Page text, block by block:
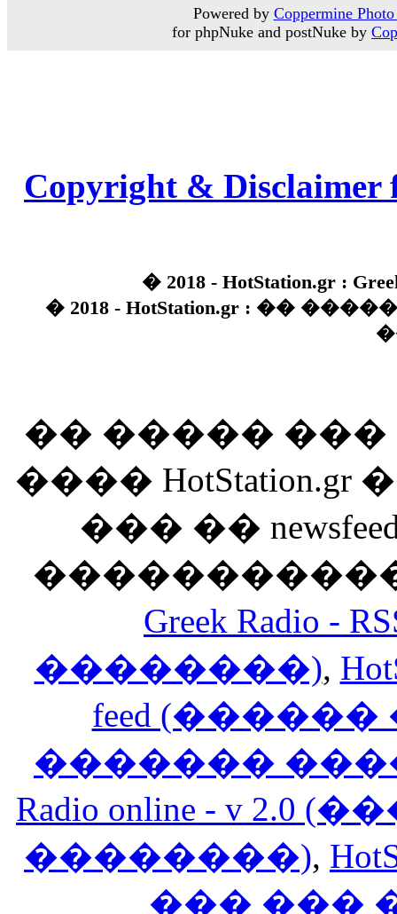
Powered by Coppermine
for phpNuke and postNuke by
Copyright & Disclaimer
� 2018 - HotStation.gr :
� 2018 - HotStation.gr : ��
�� �����
����
��� ��
Greek Radio
��������),
feed
�������
Radio online - v
��������),
��� ���